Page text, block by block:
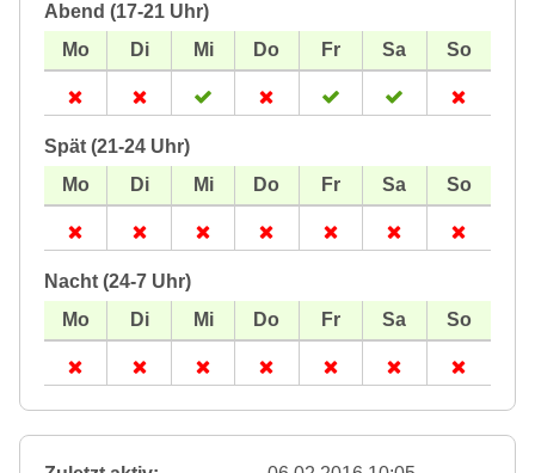
Abend (17-21 Uhr)
Spät (21-24 Uhr)
Nacht (24-7 Uhr)